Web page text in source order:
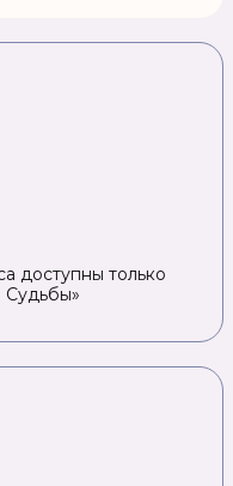
доступны только
Судьбы»